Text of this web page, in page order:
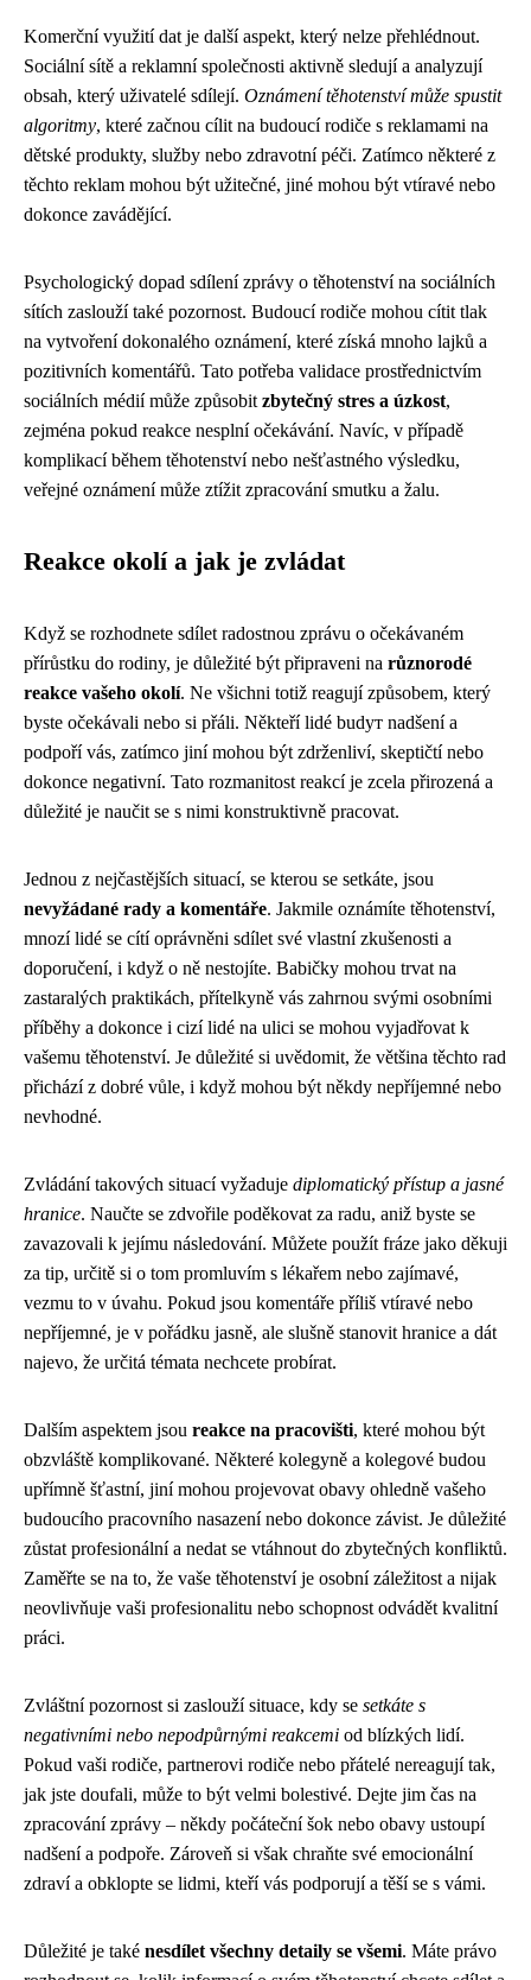
Komerční využití dat je další aspekt, který nelze přehlédnout.
Sociální sítě a reklamní společnosti aktivně sledují a analyzují
obsah, který uživatelé sdílejí. Oznámení těhotenství může spustit
algoritmy, které začnou cílit na budoucí rodiče s reklamami na
dětské produkty, služby nebo zdravotní péči. Zatímco některé z
těchto reklam mohou být užitečné, jiné mohou být vtíravé nebo
dokonce zavádějící.
Psychologický dopad sdílení zprávy o těhotenství na sociálních
sítích zaslouží také pozornost. Budoucí rodiče mohou cítit tlak
na vytvoření dokonalého oznámení, které získá mnoho lajků a
pozitivních komentářů. Tato potřeba validace prostřednictvím
sociálních médií může způsobitzbytečný stres a úzkost,
zejména pokud reakce nesplní očekávání. Navíc, v případě
komplikací během těhotenství nebo nešťastného výsledku,
veřejné oznámení může ztížit zpracování smutku a žalu.
Reakce okolí a jak je zvládat
Když se rozhodnete sdílet radostnou zprávu o očekávaném
přírůstku do rodiny, je důležité být připraveni na různorodé
reakce vašeho okolí. Ne všichni totiž reagují způsobem, který
byste očekávali nebo si přáli. Někteří lidé budут nadšení a
podpoří vás, zatímco jiní mohou být zdrženliví, skeptičtí nebo
dokonce negativní. Tato rozmanitost reakcí je zcela přirozená a
důležité je naučit se s nimi konstruktivně pracovat.
Jednou z nejčastějších situací, se kterou se setkáte, jsou
nevyžádané rady a komentáře. Jakmile oznámíte těhotenství,
mnozí lidé se cítí oprávněni sdílet své vlastní zkušenosti a
doporučení, i když o ně nestojíte. Babičky mohou trvat na
zastaralých praktikách, přítelkyně vás zahrnou svými osobními
příběhy a dokonce i cizí lidé na ulici se mohou vyjadřovat k
vašemu těhotenství. Je důležité si uvědomit, že většina těchto rad
přichází z dobré vůle, i když mohou být někdy nepříjemné nebo
nevhodné.
Zvládání takových situací vyžaduje diplomatický přístup a jasné
hranice. Naučte se zdvořile poděkovat za radu, aniž byste se
zavazovali k jejímu následování. Můžete použít fráze jako děkuji
za tip, určitě si o tom promluvím s lékařem nebo zajímavé,
vezmu to v úvahu. Pokud jsou komentáře příliš vtíravé nebo
nepříjemné, je v pořádku jasně, ale slušně stanovit hranice a dát
najevo, že určitá témata nechcete probírat.
Dalším aspektem jsou reakce na pracovišti, které mohou být
obzvláště komplikované. Některé kolegyně a kolegové budou
upřímně šťastní, jiní mohou projevovat obavy ohledně vašeho
budoucího pracovního nasazení nebo dokonce závist. Je důležité
zůstat profesionální a nedat se vtáhnout do zbytečných konfliktů.
Zaměřte se na to, že vaše těhotenství je osobní záležitost a nijak
neovlivňuje vaši profesionalitu nebo schopnost odvádět kvalitní
práci.
Zvláštní pozornost si zaslouží situace, kdy se setkáte s
negativními nebo nepodpůrnými reakcemi od blízkých lidí.
Pokud vaši rodiče, partnerovi rodiče nebo přátelé nereagují tak,
jak jste doufali, může to být velmi bolestivé. Dejte jim čas na
zpracování zprávy – někdy počáteční šok nebo obavy ustoupí
nadšení a podpoře. Zároveň si však chraňte své emocionální
zdraví a obklopte se lidmi, kteří vás podporují a těší se s vámi.
Důležité je také nesdílet všechny detaily se všemi. Máte právo